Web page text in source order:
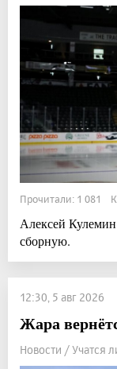
Прочитали: 1 081
Алексей
сборную.
12:30, 5 авг 2026
Жара
Новости / Учатся